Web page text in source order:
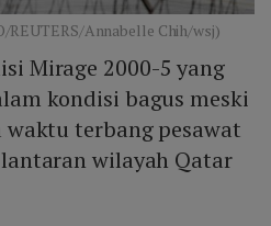
REUTERS/Annabelle Chih/wsj)
Mirage 2000-5 yang
kondisi bagus meski
waktu terbang pesawat
wilayah Qatar